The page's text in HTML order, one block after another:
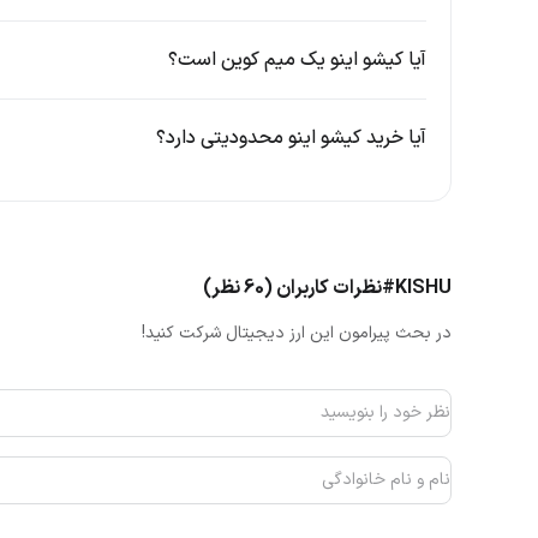
کنیم.
بحث کارمزد برای بسیاری از کاربران مهم است، مخصوصا
با توجه به این پاسخ، سوالی که برای عده‌ای مطرح می‌شود
دیگر یا مخصوصا یک والت شخصی، و در کل یک آدرس
این عدد به کارمزد شبکه مربوط می‌شود. کیشو اینو فاقد
می‌شوند. همانطور که وقتی می‌خواهید در سیستم بانکی
اینجا (اتریوم) هم می‌بایست برای ایجاد تراکنش کارمزد
آیا کیشو اینو یک میم کوین است؟
آیا خرید کیشو اینو محدودیتی دارد؟
#KISHUنظرات کاربران (60 نظر)
در بحث پیرامون این ارز دیجیتال شرکت کنید!